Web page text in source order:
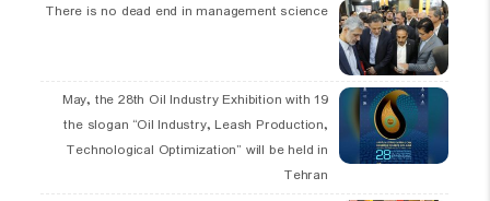
There is no dead end in management science
19 May, the 28th Oil Industry Exhibition with
the slogan “Oil Industry, Leash Production,
Technological Optimization” will be held in
Tehran